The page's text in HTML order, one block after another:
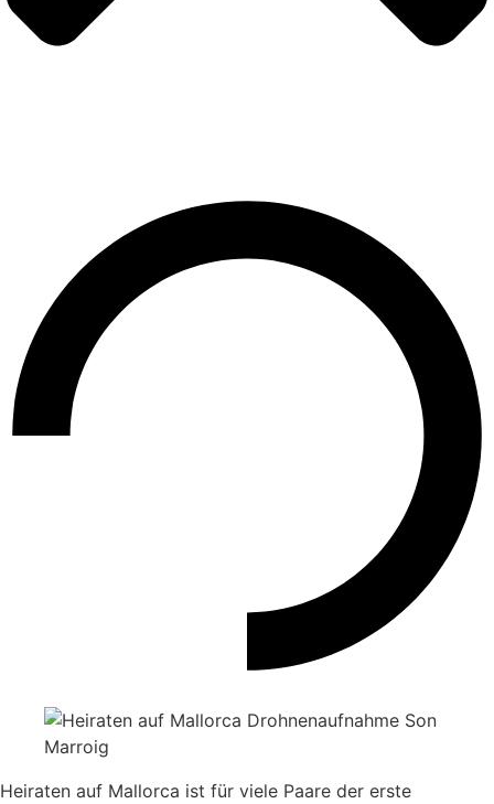
Heiraten auf Mallorca ist für viele Paare der erste